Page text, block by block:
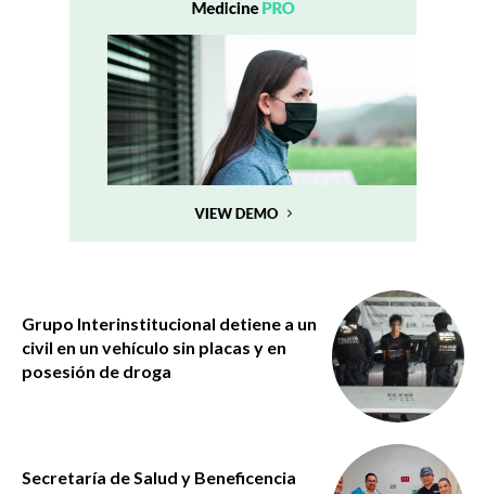
Grupo Interinstitucional detiene a un
civil en un vehículo sin placas y en
posesión de droga
Secretaría de Salud y Beneficencia